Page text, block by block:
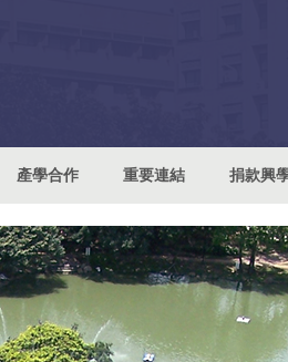
產學合作 重要連結 捐款興